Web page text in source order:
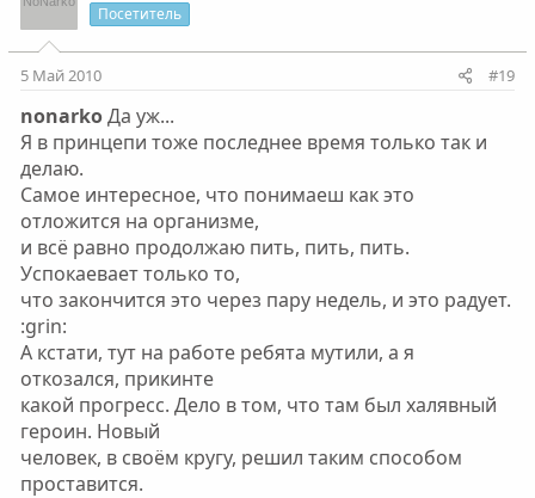
с с
т
н
ы
й
г
о
о
т
н
ы
й
г
о
о
Посетитель
5 Май 2010 #19
nonarkoДа уж...
Я в принцепи тоже последнее время только так и
делаю.
Самое интересное, что понимаеш как это
отложится на организме,
и всё равно продолжаю пить, пить, пить.
Успокаевает только то,
что закончится это через пару недель, и это радует.
:grin:
А кстати, тут на работе ребята мутили, а я
откозался, прикинте
какой прогресс. Дело в том, что там был халявный
героин. Новый
человек, в своём кругу, решил таким способом
проставится.